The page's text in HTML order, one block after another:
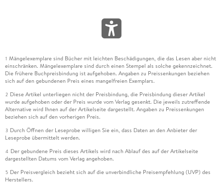
1 Mängelexemplare sind Bücher mit leichten Beschädigungen, die das Lesen aber nicht
einschränken. Mängelexemplare sind durch einen Stempel als solche gekennzeichnet.
Die frühere Buchpreisbindung ist aufgehoben. Angaben zu Preissenkungen beziehen
sich auf den gebundenen Preis eines mangelfreien Exemplars.
2 Diese Artikel unterliegen nicht der Preisbindung, die Preisbindung dieser Artikel
wurde aufgehoben oder der Preis wurde vom Verlag gesenkt. Die jeweils zutreffende
Alternative wird Ihnen auf der Artikelseite dargestellt. Angaben zu Preissenkungen
beziehen sich auf den vorherigen Preis.
3 Durch Öffnen der Leseprobe willigen Sie ein, dass Daten an den Anbieter der
Leseprobe übermittelt werden.
4 Der gebundene Preis dieses Artikels wird nach Ablauf des auf der Artikelseite
dargestellten Datums vom Verlag angehoben.
5 Der Preisvergleich bezieht sich auf die unverbindliche Preisempfehlung (UVP) des
Herstellers.